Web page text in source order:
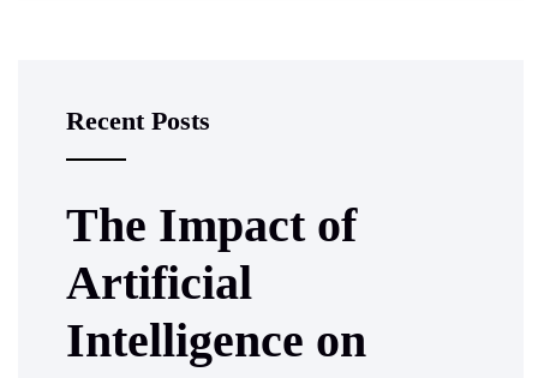
Recent Posts
The Impact of
Artificial
Intelligence on